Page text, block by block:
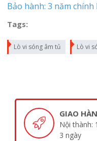
Bảo hành: 3 năm chính
Tags:
Lò vi sóng âm tủ Lò vi
GIAO
Nội thành:
3 ngày